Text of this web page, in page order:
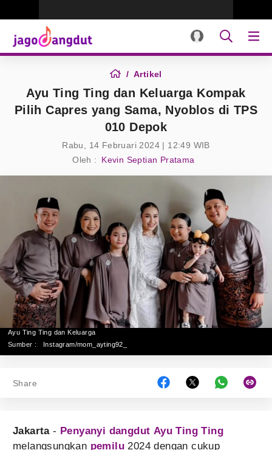
Artikel
Ayu Ting Ting dan Keluarga Kompak
Pilih Capres yang Sama, Nyoblos di TPS
010 Depok
Rabu, 14 Februari 2024 | 12:49 WIB
Oleh :
Kevin Septian Pratama
Ayu Ting Ting dan Keluarga
Sumber :
Instagram/mom_ayting92_
Share
Jakarta- Penyanyi dangdut Ayu Ting Ting
melangsungkan pemilu 2024 dengan cukup